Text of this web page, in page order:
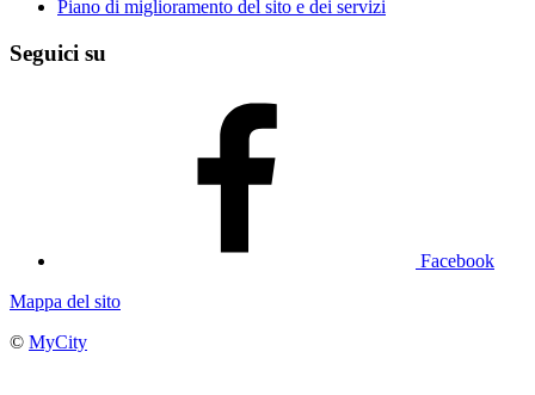
Piano di miglioramento del sito e dei servizi
Seguici su
Facebook
Mappa del sito
© MyCity